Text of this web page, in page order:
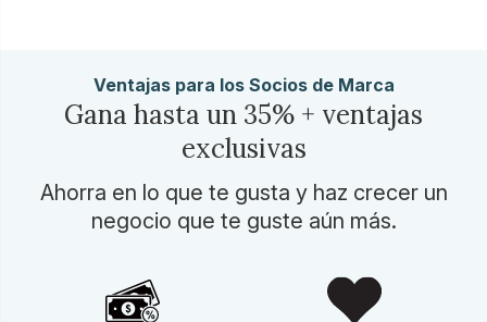
Ventajas para los Socios de Marca
Gana hasta un 35% + ventajas
exclusivas
Ahorra en lo que te gusta y haz crecer un
negocio que te guste aún más.